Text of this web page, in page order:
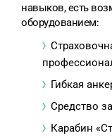
навыков, есть
оборудованием:
Гибкая
Средство
Карабин